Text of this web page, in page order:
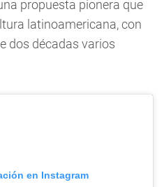
propuesta pionera que
latinoamericana, con
dos décadas varios
en Instagram